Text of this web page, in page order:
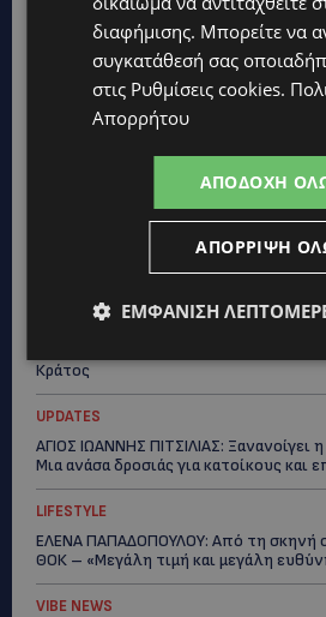
Topics
ΦΕΙΔΙΑΣ ΠΑΝΑΓΙΩΤΟΥ: Η εμφάνισή του
Ισαάκ και Σολωμού προκάλεσε
τους νεκρούς»-(Φώτο)
UPDATES
Κράτος
UPDATES
ΑΓΙΟΣ ΙΩΑΝΝΗΣ ΠΙΤΣΙΛΙΑΣ: Ξανανοίγει
Μια ανάσα δροσιάς για κατοίκους και
LIFESTYLE
ΕΛΕΝΑ ΠΑΠΑΔΟΠΟΥΛΟΥ: Από τη σκηνή
ΘΟΚ – «Μεγάλη τιμή και μεγάλη
VIBE NEWS
διαφήμισης. Μπορείτε να
συγκατάθεσή σας
στις Ρυθμίσεις cookies.
Απορρήτου
ΑΠΟΔΟΧΉ
ΑΠΌΡΡΙΨΗ
ΕΜΦΆΝΙΣΗ